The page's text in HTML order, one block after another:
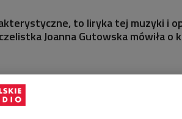
to liryka tej muzyki i
Joanna Gutowska mówiła o